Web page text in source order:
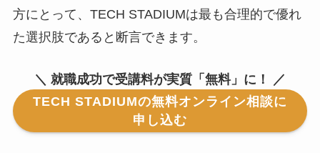
方にとって、TECH STADIUMは最も合理的で優れ
た選択肢であると断言できます。
＼ 就職成功で受講料が実質「無料」に！ ／
TECH STADIUMの無料オンライン相談に
申し込む